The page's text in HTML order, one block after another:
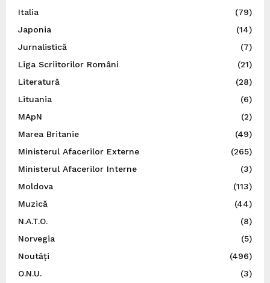
Italia
(79)
Japonia
(14)
Jurnalistică
(7)
Liga Scriitorilor Români
(21)
Literatură
(28)
Lituania
(6)
MApN
(2)
Marea Britanie
(49)
Ministerul Afacerilor Externe
(265)
Ministerul Afacerilor Interne
(3)
Moldova
(113)
Muzică
(44)
N.A.T.O.
(8)
Norvegia
(5)
Noutăți
(496)
O.N.U.
(3)